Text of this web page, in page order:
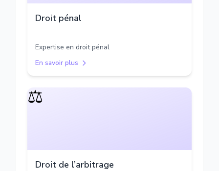
Droit pénal
Expertise en droit pénal
En savoir plus
⚖️
Droit de l’arbitrage